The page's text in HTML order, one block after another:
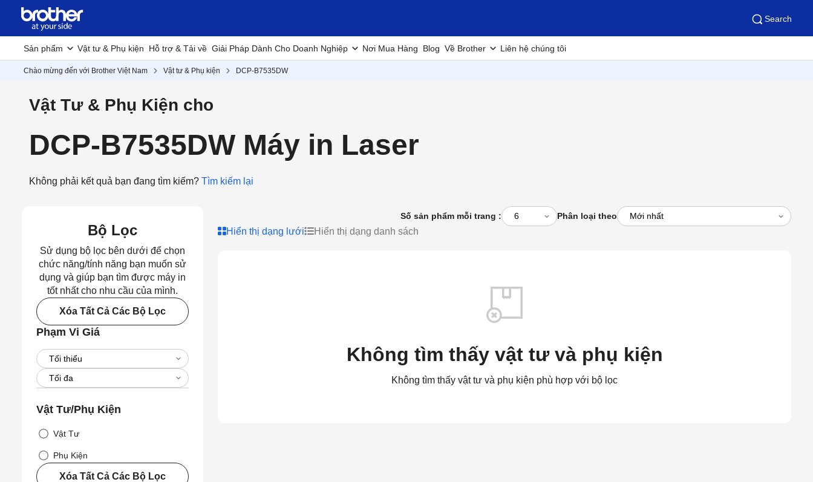
Search
Sản phẩm Vật tư & Phụ kiện Hỗ trợ & Tải về Giải Pháp Dành Cho Doanh Nghiệp Nơi Mua Hàng Blog Về Brother Liên hệ chúng tôi
Chào mừng đến với Brother Việt Nam Vật tư & Phụ kiện DCP-B7535DW
Vật Tư & Phụ Kiện cho
DCP-B7535DW Máy in Laser
Không phải kết quả bạn đang tìm kiếm? Tìm kiếm lại
Bộ Lọc
Sử dụng bộ lọc bên dưới để chọn
chức năng/tính năng bạn muốn sử
dụng và giúp bạn tìm được máy in
tốt nhất cho nhu cầu của mình.
Xóa Tất Cả Các Bộ Lọc
Phạm Vi Giá
Vật Tư/Phụ Kiện
Vật Tư
Phụ Kiện
Xóa Tất Cả Các Bộ Lọc
Số sản phẩm mỗi trang : Phân loại theo
Hiển thị dạng lưới Hiển thị dạng danh sách
Không tìm thấy vật tư và phụ kiện
Không tìm thấy vật tư và phụ kiện phù hợp với bộ lọc